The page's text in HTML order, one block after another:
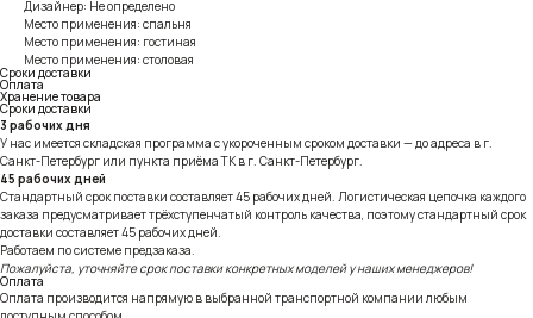
Дизайнер: Не определено
Место применения: спальня
Место применения: гостиная
Место применения: столовая
Сроки доставки
Оплата
Хранение товара
Сроки доставки
3 рабочих дня
У нас имеется складская программа с укороченным сроком доставки — до адреса в г.
Санкт-Петербург или пункта приёма ТК в г. Санкт-Петербург.
45 рабочих дней
Стандартный срок поставки составляет 45 рабочих дней. Логистическая цепочка каждого
заказа предусматривает трёхступенчатый контроль качества, поэтому стандартный срок
доставки составляет 45 рабочих дней.
Работаем по системе предзаказа.
Пожалуйста, уточняйте срок поставки конкретных моделей у наших менеджеров!
Оплата
Оплата производится напрямую в выбранной транспортной компании любым